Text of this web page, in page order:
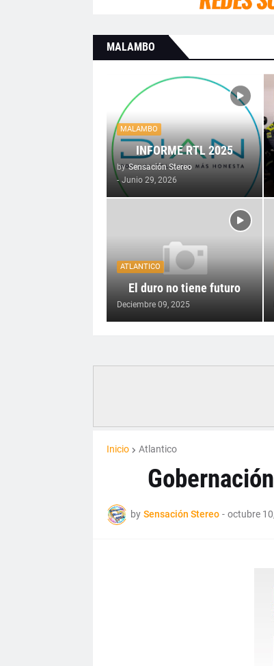
MALAMBO
MALAMBO
INFORME RTL 2025
by Sensación Stereo
- Junio 29, 2026
ATLANTICO
El duro no tiene futuro
Deciembre 09, 2025
Inicio Atlantico
by Sensación Stereo - octubre